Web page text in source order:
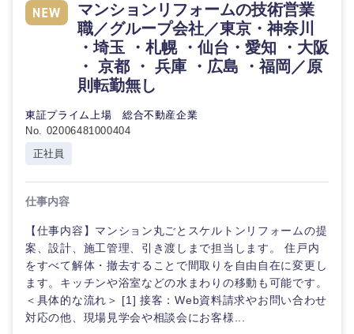
マンションリフォームの技術営業
職／グループ会社／東京・神奈川
・埼玉 ・札幌 ・仙台・愛知 ・大阪
・ 京都 ・ 兵庫 ・広島 ・福岡／原
則転勤無し
東証プライム上場 総合不動産企業
No. 02006481000404
正社員
仕事内容
【仕事内容】マンション丸ごとスケルトンリフォームの提
案、設計、施工管理、引き渡しまで担当します。 住戸内
をすべて解体・撤去することで間取りを自由自在に変更し
ます。キッチンや浴室などの水まわりの移動も可能です。
＜具体的な流れ＞ [1] 接客：Web資料請求やお問い合わせ
対応の他、現場見学会や相談会にお客様...